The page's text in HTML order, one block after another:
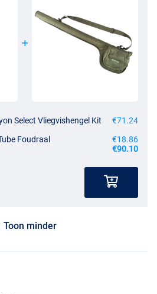
Select Vliegvishengel Kit
€71.24
Foudraal
€18.86
€90.10
Toon minder